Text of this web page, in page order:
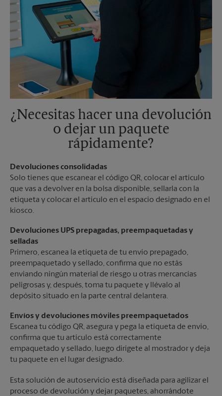
¿Necesitas hacer una devolución
o dejar un paquete
rápidamente?
Devoluciones consolidadas
Solo tienes que escanear el código QR, colocar el artículo
que vas a devolver en la bolsa disponible, sellarla con la
etiqueta y colocar el artículo en el espacio designado en el
kiosco.
Devoluciones UPS prepagadas, preempaquetadas y
selladas
Primero, escanea la etiqueta de tu envío prepagado,
preempaquetado y sellado, confirma que no estás
enviando ningún material de riesgo u otras mercancías
peligrosas y, después, toma tu paquete y llévalo al
depósito situado en la parte central delantera.
Envíos y devoluciones móviles preempaquetados
Escanea tu código QR, asegura y pega la etiqueta de envío,
confirma que tu artículo está correctamente
empaquetado y sellado, luego dirígete al mostrador y deja
tu paquete en el lugar designado.
Esta solución de autoservicio está diseñada para agilizar el
proceso de devolución y dejar paquetes, ahorrándote